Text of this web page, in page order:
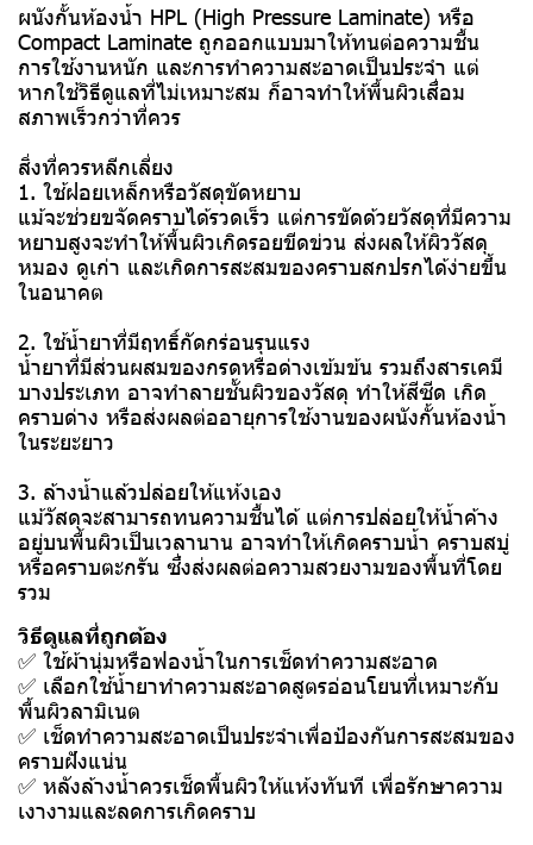
ผนังกั้นห้องน้ำ HPL (High Pressure Laminate) หรือ
Compact Laminate ถูกออกแบบมาให้ทนต่อความชื้น
การใช้งานหนัก และการทำความสะอาดเป็นประจำ แต่
หากใช้วิธีดูแลที่ไม่เหมาะสม ก็อาจทำให้พื้นผิวเสื่อม
สภาพเร็วกว่าที่ควร
สิ่งที่ควรหลีกเลี่ยง
1. ใช้ฝอยเหล็กหรือวัสดุขัดหยาบ
แม้จะช่วยขจัดคราบได้รวดเร็ว แต่การขัดด้วยวัสดุที่มีความ
หยาบสูงจะทำให้พื้นผิวเกิดรอยขีดข่วน ส่งผลให้ผิววัสดุ
หมอง ดูเก่า และเกิดการสะสมของคราบสกปรกได้ง่ายขึ้น
ในอนาคต
2. ใช้น้ำยาที่มีฤทธิ์กัดกร่อนรุนแรง
น้ำยาที่มีส่วนผสมของกรดหรือด่างเข้มข้น รวมถึงสารเคมี
บางประเภท อาจทำลายชั้นผิวของวัสดุ ทำให้สีซีด เกิด
คราบด่าง หรือส่งผลต่ออายุการใช้งานของผนังกั้นห้องน้ำ
ในระยะยาว
3. ล้างน้ำแล้วปล่อยให้แห้งเอง
แม้วัสดุจะสามารถทนความชื้นได้ แต่การปล่อยให้น้ำค้าง
อยู่บนพื้นผิวเป็นเวลานาน อาจทำให้เกิดคราบน้ำ คราบสบู่
หรือคราบตะกรัน ซึ่งส่งผลต่อความสวยงามของพื้นที่โดย
รวม
วิธีดูแลที่ถูกต้อง
✅ ใช้ผ้านุ่มหรือฟองน้ำในการเช็ดทำความสะอาด
✅ เลือกใช้น้ำยาทำความสะอาดสูตรอ่อนโยนที่เหมาะกับ
พื้นผิวลามิเนต
✅ เช็ดทำความสะอาดเป็นประจำเพื่อป้องกันการสะสมของ
คราบฝังแน่น
✅ หลังล้างน้ำควรเช็ดพื้นผิวให้แห้งทันที เพื่อรักษาความ
เงางามและลดการเกิดคราบ